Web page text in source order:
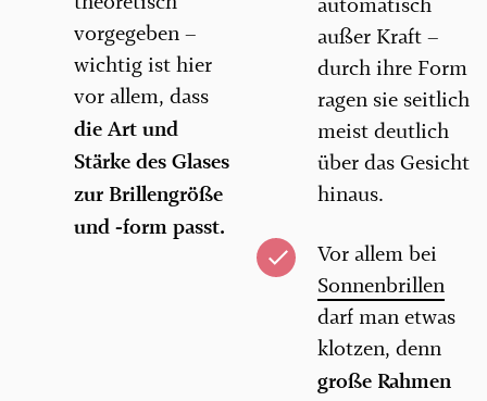
vorgegeben –
wichtig ist hier
vor allem, dass
die Art und
Stärke des Glases
zur Brillengröße
und -form passt.
automatisch
außer Kraft –
durch ihre Form
ragen sie seitlich
meist deutlich
über das Gesicht
hinaus.
Vor allem bei
Sonnenbrillen
darf man etwas
klotzen, denn
große Rahmen